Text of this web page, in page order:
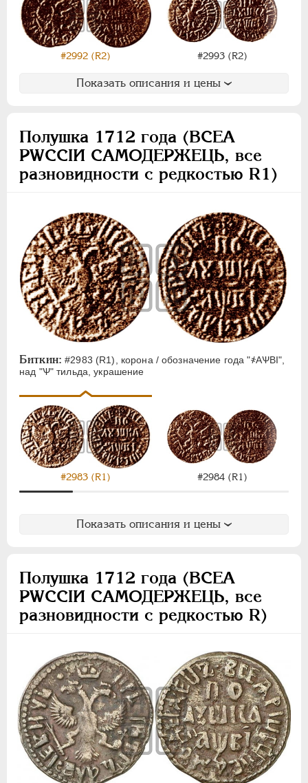
#2992 (R2) #2993 (R2)
Показать описания и цены
Полушка 1712 года (ВСЕА
РWCСIИ САМОДЕРЖЕЦЬ, все
разновидности с редкостью R1)
Биткин: #2983 (R1), корона / обозначение года "҂АѰВI",
над "Ѱ" тильда, украшение
#2983 (R1) #2984 (R1)
Показать описания и цены
Полушка 1712 года (ВСЕА
РWCСIИ САМОДЕРЖЕЦЬ, все
разновидности с редкостью R)